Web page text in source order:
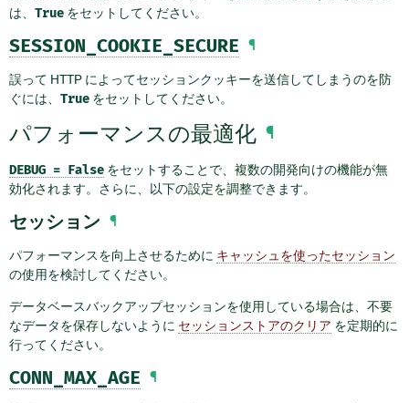
は、 True をセットしてください。
SESSION_COOKIE_SECURE ¶
誤って HTTP によってセッションクッキーを送信してしまうのを防
ぐには、 True をセットしてください。
パフォーマンスの最適化 ¶
DEBUG = False をセットすることで、複数の開発向けの機能が無
効化されます。さらに、以下の設定を調整できます。
セッション ¶
パフォーマンスを向上させるために キャッシュを使ったセッション
の使用を検討してください。
データベースバックアップセッションを使用している場合は、不要
なデータを保存しないように セッションストアのクリア を定期的に
行ってください。
CONN_MAX_AGE ¶